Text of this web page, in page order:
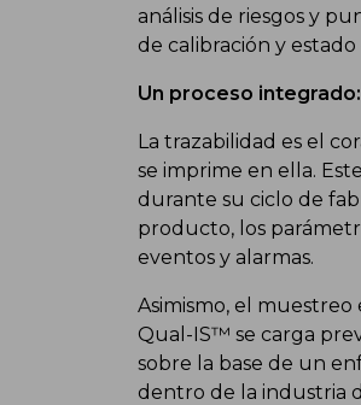
análisis de riesgos y
de calibración y estado
Un proceso
La trazabilidad es el
se imprime en ella.
durante su ciclo de
producto, los
eventos y alarmas.
Asimismo, el
Qual-IS™ se carga
sobre la base de un
dentro de la industria